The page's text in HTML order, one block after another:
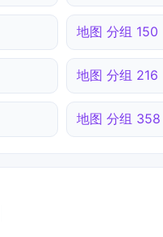
地图 分组 150
地图 分组 216
地图 分组 358